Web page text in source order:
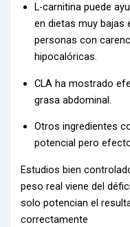
L-carnitina puede
en dietas muy bajas
personas con
hipocalóricas.
CLA ha mostrado
grasa abdominal.
Otros ingredientes
potencial pero
Estudios bien
peso real viene del
solo potencian el
correctamente